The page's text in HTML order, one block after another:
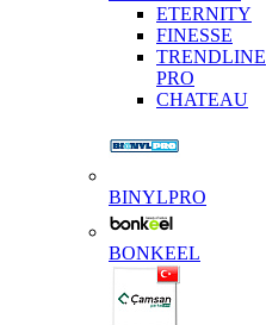
ETERNITY
FINESSE
TRENDLINE
PRO
CHATEAU
BINYLPRO
BONKEEL